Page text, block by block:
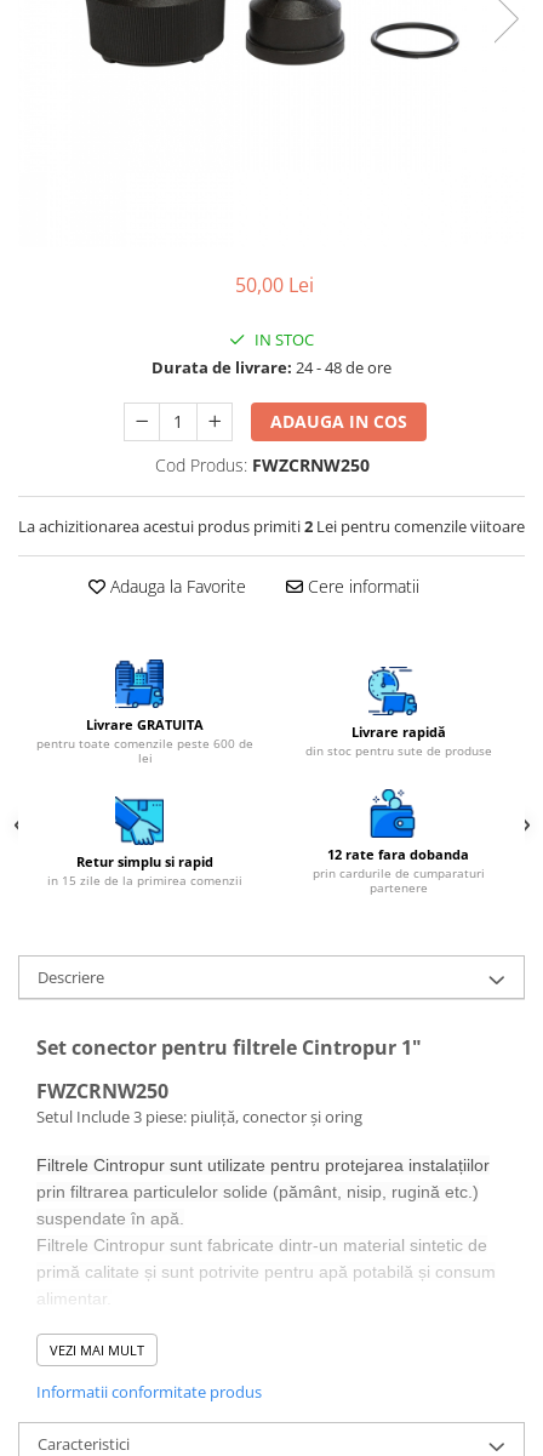
Lampi UV de schimb
Rezervoare
Medii de filtrare
50,00 Lei
IN STOC
Durata de livrare: 24 - 48 de ore
ADAUGA IN COS
Cod Produs: FWZCRNW250
La achizitionarea acestui produs primiti2 Lei pentru comenzile viitoare
Adauga la Favorite Cere informatii
Livrare GRATUITA
pentru toate comenzile peste 600 de
lei
Livrare rapidă
din stoc pentru sute de produse
Retur simplu si rapid
in 15 zile de la primirea comenzii
12 rate fara dobanda
prin cardurile de cumparaturi
partenere
Descriere
Set conector pentru filtrele Cintropur 1"
FWZCRNW250
Setul Include 3 piese: piuliță, conector și oring
Filtrele Cintropur sunt utilizate pentru protejarea instalațiilor
prin filtrarea particulelor solide (pământ, nisip, rugină etc.)
suspendate în apă.
Filtrele Cintropur sunt fabricate dintr-un material sintetic de
primă calitate și sunt potrivite pentru apă potabilă și consum
alimentar.
VEZI MAI MULT
Informatii conformitate produs
Caracteristici